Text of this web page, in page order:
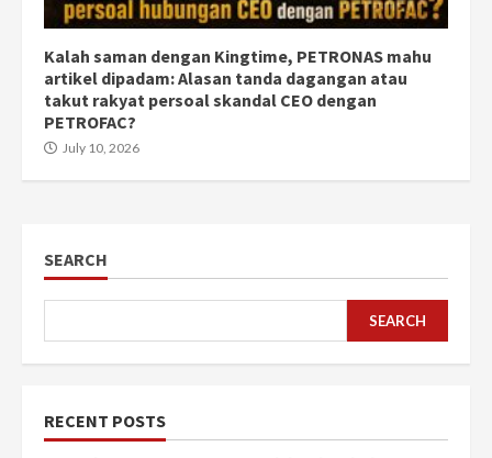
Kalah saman dengan Kingtime, PETRONAS mahu
artikel dipadam: Alasan tanda dagangan atau
takut rakyat persoal skandal CEO dengan
PETROFAC?
July 10, 2026
SEARCH
SEARCH
RECENT POSTS